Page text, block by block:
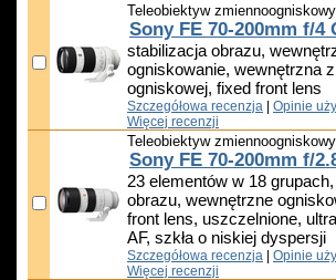
Teleobiektyw zmiennoogniskowy
Sony FE 70-200mm f/4
stabilizacja obrazu,
ogniskowanie, wewnętrzna
ogniskowej, fixed front lens
Szczegółowa recenzja Opinie
Więcej recenzji
Teleobiektyw zmiennoogniskowy
Sony FE 70-200mm f/
23 elementów w 18
obrazu, wewnętrzne
front lens, uszczelnione,
AF, szkła o niskiej dyspersji
Szczegółowa recenzja Opinie
Więcej recenzji